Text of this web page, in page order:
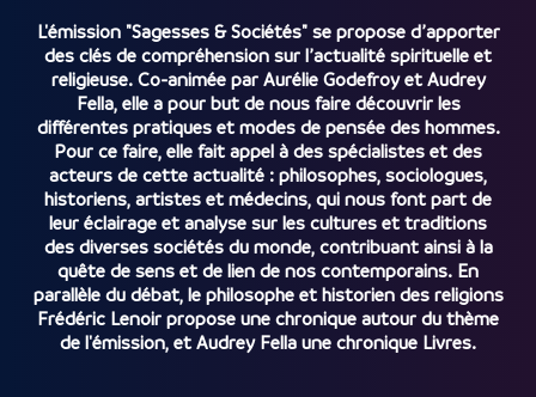
L'émission "Sagesses & Sociétés" se propose d’apporter
des clés de compréhension sur l’actualité spirituelle et
religieuse. Co-animée par Aurélie Godefroy et Audrey
Fella, elle a pour but de nous faire découvrir les
différentes pratiques et modes de pensée des hommes.
Pour ce faire, elle fait appel à des spécialistes et des
acteurs de cette actualité : philosophes, sociologues,
historiens, artistes et médecins, qui nous font part de
leur éclairage et analyse sur les cultures et traditions
des diverses sociétés du monde, contribuant ainsi à la
quête de sens et de lien de nos contemporains. En
parallèle du débat, le philosophe et historien des religions
Frédéric Lenoir propose une chronique autour du thème
de l'émission, et Audrey Fella une chronique Livres.